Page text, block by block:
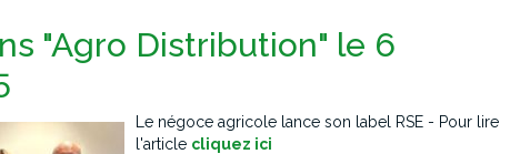
"Agro Distribution" le 6
Le négoce agricole lance son label RSE - Pour lire
l'article cliquez ici